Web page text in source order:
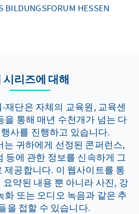
BILDUNGSFORUM HESSEN
시리즈에 대해
재단은 자체의 교육원, 교육센
을 통해 매년 수천개가 넘는 다
사를 진행하고 있습니다.
는 귀하에게 선정된 콘퍼런스,
등에 관한 정보를 신속하게 그
제공합니다. 이 웹사이트를 통
약된 내용 뿐 아니라 사진, 강
화 또는 오디오 녹음과 같은 추
을 접할 수 있습니다.